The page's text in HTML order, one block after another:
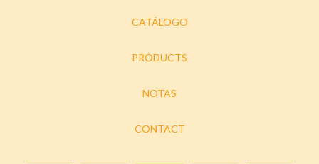
CATÁLOGO
PRODUCTS
NOTAS
CONTACT